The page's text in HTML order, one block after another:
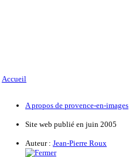
Accueil
A propos de provence-en-images
Site web publié en juin 2005
Auteur : Jean-Pierre Roux